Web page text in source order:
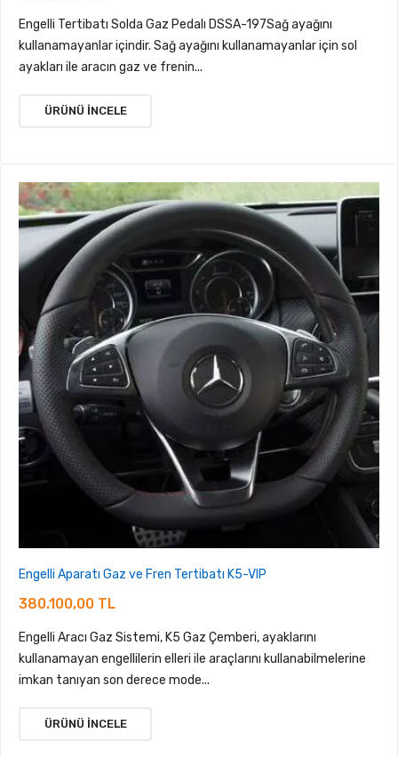
Engelli Aparatı Gaz ve Fren Tertibatı K5-VIP
380.100,00 TL
Engelli Aracı Gaz Sistemi, K5 Gaz Çemberi, ayaklarını
kullanamayan engellilerin elleri ile araçlarını kullanabilmelerine
imkan tanıyan son derece mode...
ÜRÜNÜ İNCELE
Engelli Tertibatı Solda Gaz Pedalı DSSA-197Sağ ayağını
kullanamayanlar içindir. Sağ ayağını kullanamayanlar için sol
ayakları ile aracın gaz ve frenin...
ÜRÜNÜ İNCELE